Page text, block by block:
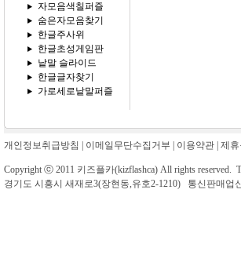
자모음색칠퍼즐
숨은자모음찾기
한글주사위
한글초성게임판
낱말 슬라이드
한글글자찾기
가로세로낱말퍼즐
개인정보취급방침 이메일무단수집거부 이용약관 제휴
Copyright ⓒ 2011 키즈플카(kizflashca) All rights reserved.
경기도 시흥시 새재로3(장현동,유호2-1210) 통신판매업